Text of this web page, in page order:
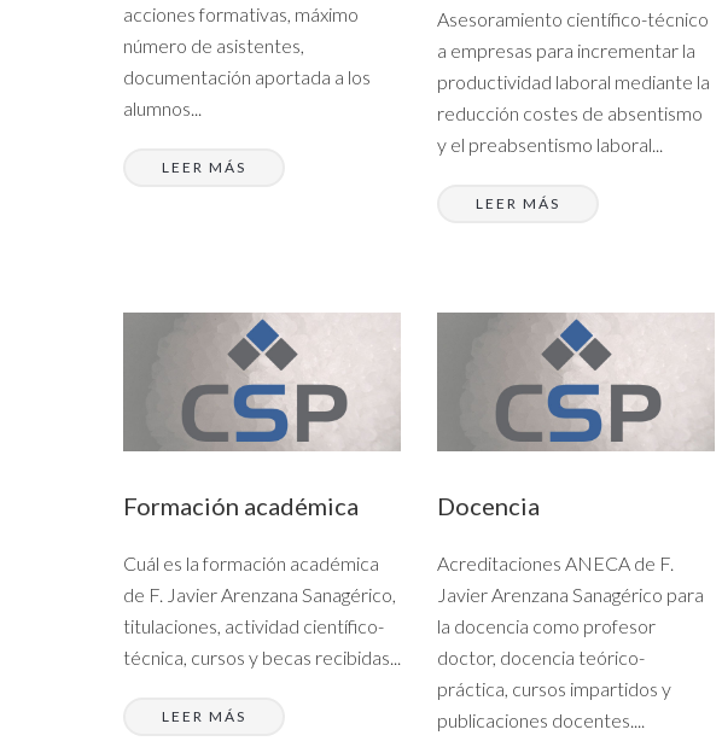
acciones formativas, máximo
número de asistentes,
documentación aportada a los
alumnos...
LEER MÁS
Asesoramiento científico-técnico
a empresas para incrementar la
productividad laboral mediante la
reducción costes de absentismo
y el preabsentismo laboral...
LEER MÁS
Formación académica
Cuál es la formación académica
de F. Javier Arenzana Sanagérico,
titulaciones, actividad científico-
técnica, cursos y becas recibidas...
LEER MÁS
Docencia
Acreditaciones ANECA de F.
Javier Arenzana Sanagérico para
la docencia como profesor
doctor, docencia teórico-
práctica, cursos impartidos y
publicaciones docentes....